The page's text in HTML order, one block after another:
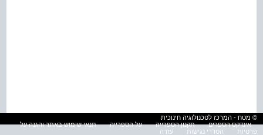
© מטח - המרכז לטכנולוגיה חינוכית
אינדקס הספרים
תקנון הספרייה על הספרייה
תנאי שימוש באתר והגנה על
פרטיות
הסדרי נגישות עזרה